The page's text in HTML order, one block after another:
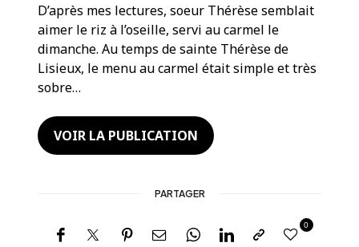
D’après mes lectures, soeur Thérèse semblait
aimer le riz à l’oseille, servi au carmel le
dimanche. Au temps de sainte Thérèse de
Lisieux, le menu au carmel était simple et très
sobre…
VOIR LA PUBLICATION
PARTAGER
0